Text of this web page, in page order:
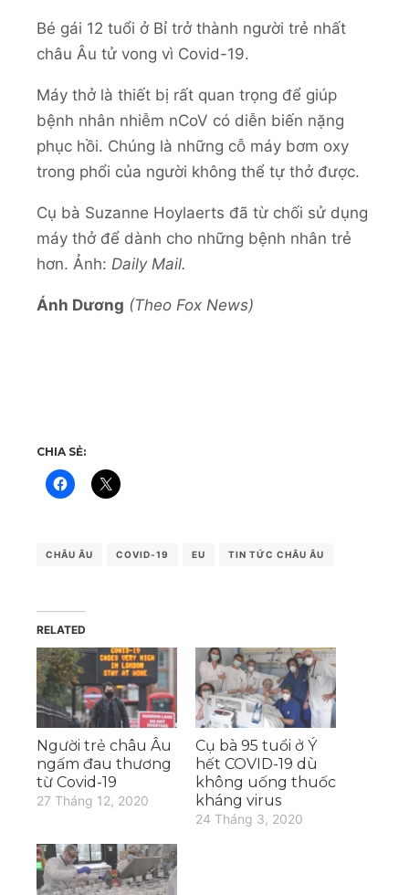
Bé gái 12 tuổi ở Bỉ trở thành người trẻ nhất
châu Âu tử vong vì Covid-19.
Máy thở là thiết bị rất quan trọng để giúp
bệnh nhân nhiễm nCoV có diễn biến nặng
phục hồi. Chúng là những cỗ máy bơm oxy
trong phổi của người không thể tự thở được.
Cụ bà Suzanne Hoylaerts đã từ chối sử dụng
máy thở để dành cho những bệnh nhân trẻ
hơn. Ảnh: Daily Mail.
Ánh Dương (Theo Fox News)
CHIA SẺ:
CHÂU ÂU COVID-19 EU TIN TỨC CHÂU ÂU
RELATED
Người trẻ châu Âu
ngấm đau thương
từ Covid-19
27 Tháng 12, 2020
Cụ bà 95 tuổi ở Ý
hết COVID-19 dù
không uống thuốc
kháng virus
24 Tháng 3, 2020